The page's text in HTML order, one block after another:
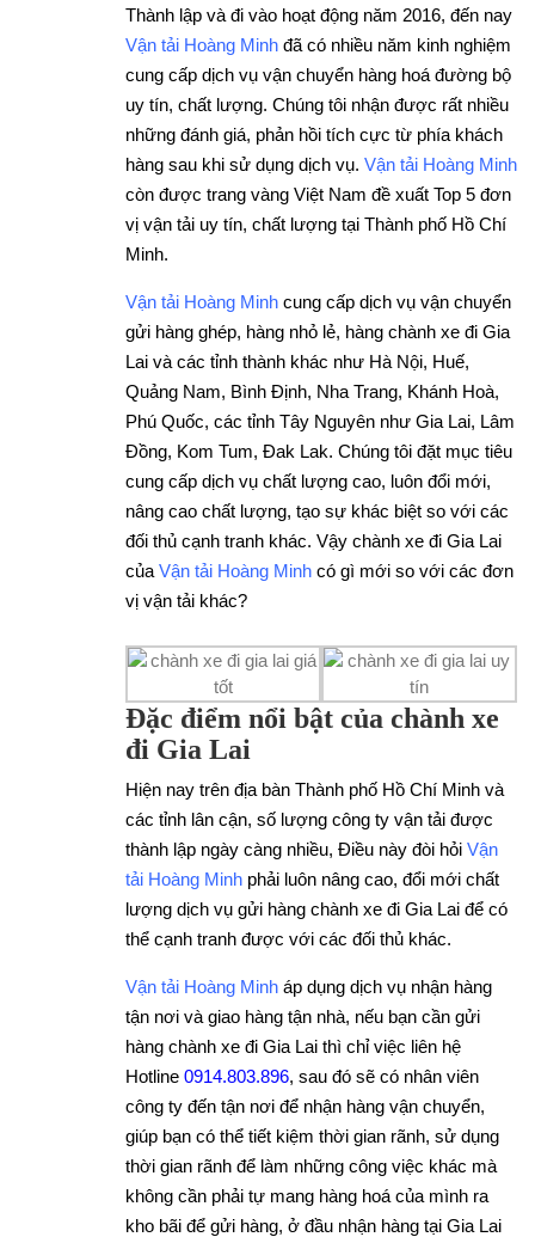
Thành lập và đi vào hoạt động năm 2016, đến nay
Vận tải Hoàng Minh đã có nhiều năm kinh nghiệm
cung cấp dịch vụ vận chuyển hàng hoá đường bộ
uy tín, chất lượng. Chúng tôi nhận được rất nhiều
những đánh giá, phản hồi tích cực từ phía khách
hàng sau khi sử dụng dịch vụ. Vận tải Hoàng Minh
còn được trang vàng Việt Nam đề xuất Top 5 đơn
vị vận tải uy tín, chất lượng tại Thành phố Hồ Chí
Minh.
Vận tải Hoàng Minh cung cấp dịch vụ vận chuyển
gửi hàng ghép, hàng nhỏ lẻ, hàng chành xe đi Gia
Lai và các tỉnh thành khác như Hà Nội, Huế,
Quảng Nam, Bình Định, Nha Trang, Khánh Hoà,
Phú Quốc, các tỉnh Tây Nguyên như Gia Lai, Lâm
Đồng, Kom Tum, Đak Lak. Chúng tôi đặt mục tiêu
cung cấp dịch vụ chất lượng cao, luôn đổi mới,
nâng cao chất lượng, tạo sự khác biệt so với các
đối thủ cạnh tranh khác. Vậy chành xe đi Gia Lai
của Vận tải Hoàng Minh có gì mới so với các đơn
vị vận tải khác?
Đặc điểm nổi bật của chành xe
đi Gia Lai
Hiện nay trên địa bàn Thành phố Hồ Chí Minh và
các tỉnh lân cận, số lượng công ty vận tải được
thành lập ngày càng nhiều, Điều này đòi hỏi Vận
tải Hoàng Minh phải luôn nâng cao, đổi mới chất
lượng dịch vụ gửi hàng chành xe đi Gia Lai để có
thể cạnh tranh được với các đối thủ khác.
Vận tải Hoàng Minh áp dụng dịch vụ nhận hàng
tận nơi và giao hàng tận nhà, nếu bạn cần gửi
hàng chành xe đi Gia Lai thì chỉ việc liên hệ
Hotline 0914.803.896, sau đó sẽ có nhân viên
công ty đến tận nơi để nhận hàng vận chuyển,
giúp bạn có thể tiết kiệm thời gian rãnh, sử dụng
thời gian rãnh để làm những công việc khác mà
không cần phải tự mang hàng hoá của mình ra
kho bãi để gửi hàng, ở đầu nhận hàng tại Gia Lai